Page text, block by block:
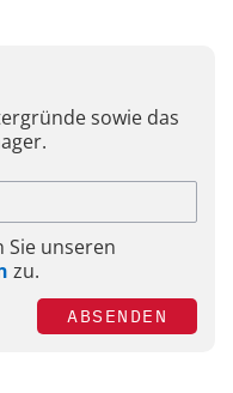
sowie das
unseren
zu.
ABSENDEN